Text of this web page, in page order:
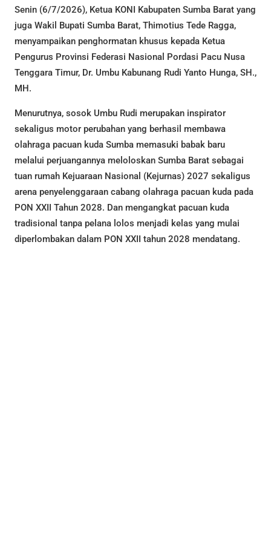
Senin (6/7/2026), Ketua KONI Kabupaten Sumba Barat yang
juga Wakil Bupati Sumba Barat, Thimotius Tede Ragga,
menyampaikan penghormatan khusus kepada Ketua
Pengurus Provinsi Federasi Nasional Pordasi Pacu Nusa
Tenggara Timur, Dr. Umbu Kabunang Rudi Yanto Hunga, SH.,
MH.
Menurutnya, sosok Umbu Rudi merupakan inspirator
sekaligus motor perubahan yang berhasil membawa
olahraga pacuan kuda Sumba memasuki babak baru
melalui perjuangannya meloloskan Sumba Barat sebagai
tuan rumah Kejuaraan Nasional (Kejurnas) 2027 sekaligus
arena penyelenggaraan cabang olahraga pacuan kuda pada
PON XXII Tahun 2028. Dan mengangkat pacuan kuda
tradisional tanpa pelana lolos menjadi kelas yang mulai
diperlombakan dalam PON XXII tahun 2028 mendatang.